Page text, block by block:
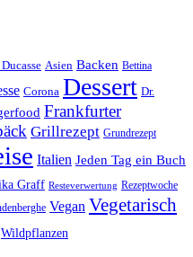
Asien Backen Bettina
Corona Dessert Dr.
Frankfurter
Grillrezept Grundrezept
Italien Jeden Tag ein Buch
Graff Resteverwertung Rezeptwoche
Vegan Vegetarisch
Wildpflanzen